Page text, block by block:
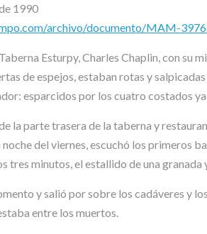
1990
archivo/documento/MAM-
Esturpy, Charles Chaplin, con su
de espejos, estaban rotas y
esparcidos por los cuatro costados
la parte trasera de la taberna y
noche del viernes, escuchó los primeros
tres minutos, el estallido de una granada
y salió por sobre los cadáveres y
entre los muertos.